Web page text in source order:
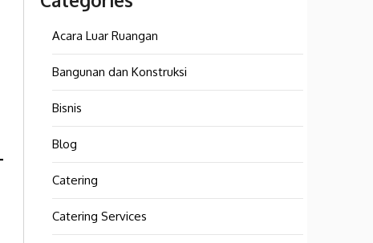
Acara Luar Ruangan
Bangunan dan Konstruksi
Bisnis
Blog
Catering
Catering Services